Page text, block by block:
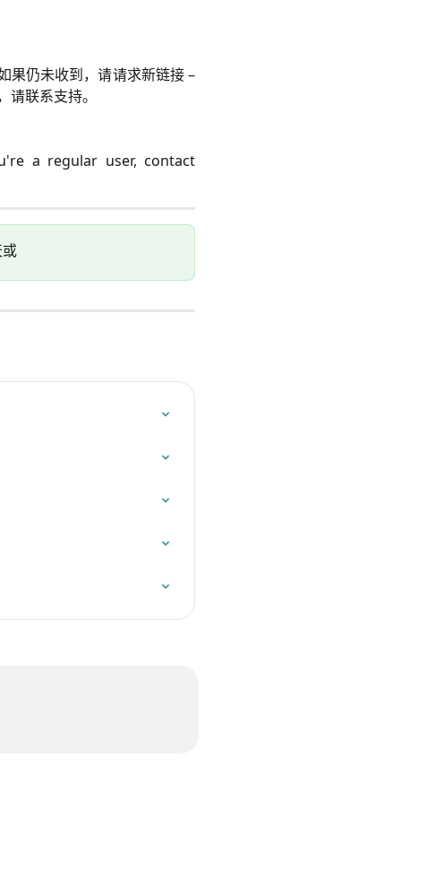
果仍未收到，请请求新链接 –
联系支持。
a regular user, contact